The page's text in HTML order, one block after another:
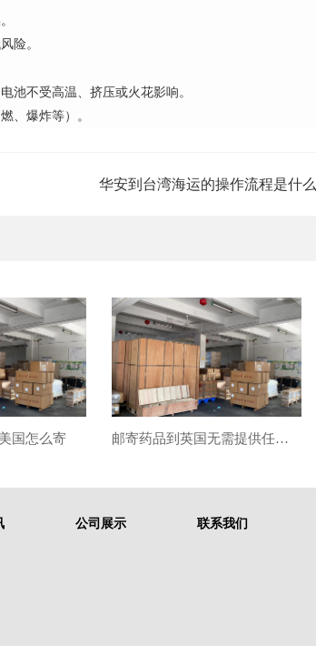
险。
池不受高温、挤压或火花影响。
、爆炸等）。
华安到台湾海运的操作流程是什么
国怎么寄 邮寄药品到英国无需提供任何资料
公司展示 联系我们